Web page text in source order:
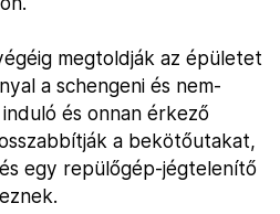
megtoldják az épületet
a schengeni és nem-
és onnan érkező
a bekötőutakat,
egy repülőgép-jégtelenítő